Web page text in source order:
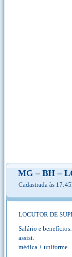
MG – BH –
Cadastrada às
LOCUTOR DE
Salário e
assist.
médica + uniforme.